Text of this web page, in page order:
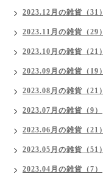
2023.12月の雑貨（31）
2023.11月の雑貨（29）
2023.10月の雑貨（21）
2023.09月の雑貨（19）
2023.08月の雑貨（21）
2023.07月の雑貨（9）
2023.06月の雑貨（21）
2023.05月の雑貨（51）
2023.04月の雑貨（7）